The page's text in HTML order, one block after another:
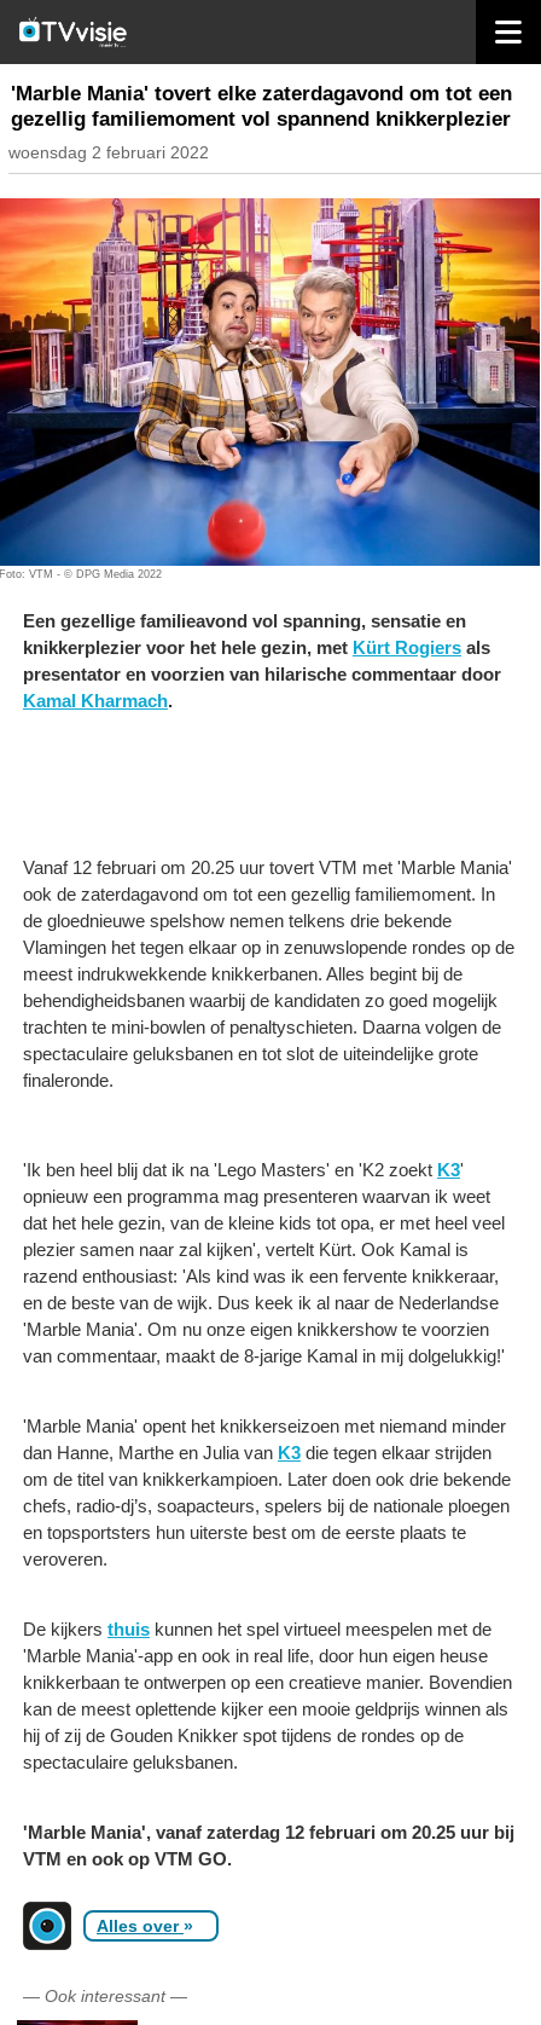
nieuws belgië
'Marble Mania' tovert elke zaterdagavond om tot een
gezellig familiemoment vol spannend knikkerplezier
woensdag 2 februari 2022
Foto: VTM - © DPG Media 2022
Een gezellige familieavond vol spanning, sensatie en
knikkerplezier voor het hele gezin, met Kürt Rogiers als
presentator en voorzien van hilarische commentaar door
Kamal Kharmach.
Vanaf 12 februari om 20.25 uur tovert VTM met 'Marble Mania'
ook de zaterdagavond om tot een gezellig familiemoment. In
de gloednieuwe spelshow nemen telkens drie bekende
Vlamingen het tegen elkaar op in zenuwslopende rondes op de
meest indrukwekkende knikkerbanen. Alles begint bij de
behendigheidsbanen waarbij de kandidaten zo goed mogelijk
trachten te mini-bowlen of penaltyschieten. Daarna volgen de
spectaculaire geluksbanen en tot slot de uiteindelijke grote
finaleronde.
'Ik ben heel blij dat ik na 'Lego Masters' en 'K2 zoekt K3'
opnieuw een programma mag presenteren waarvan ik weet
dat het hele gezin, van de kleine kids tot opa, er met heel veel
plezier samen naar zal kijken', vertelt Kürt. Ook Kamal is
razend enthousiast: 'Als kind was ik een fervente knikkeraar,
en de beste van de wijk. Dus keek ik al naar de Nederlandse
'Marble Mania'. Om nu onze eigen knikkershow te voorzien
van commentaar, maakt de 8-jarige Kamal in mij dolgelukkig!'
'Marble Mania' opent het knikkerseizoen met niemand minder
dan Hanne, Marthe en Julia van K3 die tegen elkaar strijden
om de titel van knikkerkampioen. Later doen ook drie bekende
chefs, radio-dj’s, soapacteurs, spelers bij de nationale ploegen
en topsportsters hun uiterste best om de eerste plaats te
veroveren.
De kijkers thuis kunnen het spel virtueel meespelen met de
'Marble Mania'-app en ook in real life, door hun eigen heuse
knikkerbaan te ontwerpen op een creatieve manier. Bovendien
kan de meest oplettende kijker een mooie geldprijs winnen als
hij of zij de Gouden Knikker spot tijdens de rondes op de
spectaculaire geluksbanen.
'Marble Mania', vanaf zaterdag 12 februari om 20.25 uur bij
VTM en ook op VTM GO.
Alles over»
— Ook interessant—